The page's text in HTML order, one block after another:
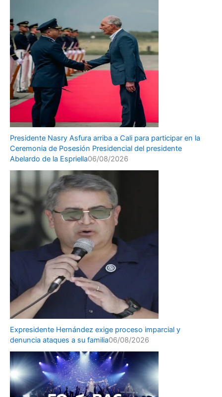
Presidente Nasry Asfura arriba a Cali para participar en la
Ceremonia de Posesión Presidencial del presidente
Abelardo de la Espriella06/08/2026
Expresidente Hernández exige proceso imparcial y
denuncia ataques a su familia06/08/2026